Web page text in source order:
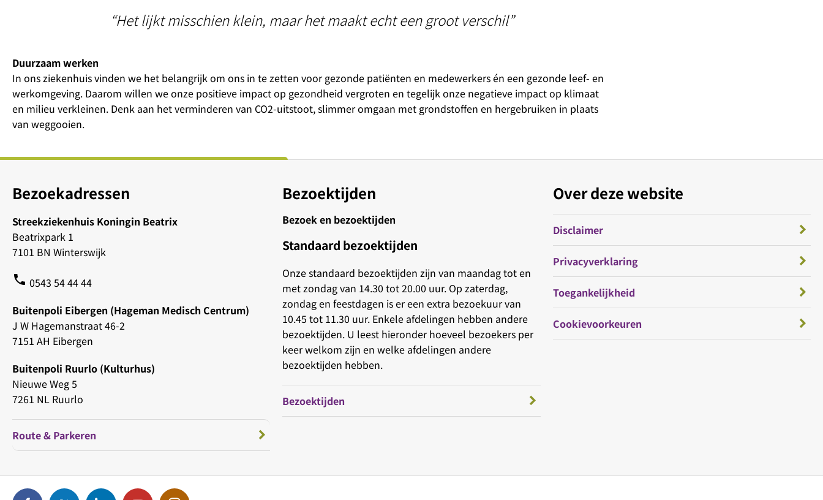
“Het lijkt misschien klein, maar het maakt echt een groot verschil”
Duurzaam werken
In ons ziekenhuis vinden we het belangrijk om ons in te zetten voor gezonde patiënten en medewerkers én een gezonde leef- en
werkomgeving. Daarom willen we onze positieve impact op gezondheid vergroten en tegelijk onze negatieve impact op klimaat
en milieu verkleinen. Denk aan het verminderen van CO2-uitstoot, slimmer omgaan met grondstoffen en hergebruiken in plaats
van weggooien.
Bezoekadressen
Streekziekenhuis Koningin Beatrix
Beatrixpark 1
7101 BN Winterswijk
phone 0543 54 44 44
Buitenpoli Eibergen (Hageman Medisch Centrum)
J W Hagemanstraat 46-2
7151 AH Eibergen
Buitenpoli Ruurlo (Kulturhus)
Nieuwe Weg 5
7261 NL Ruurlo
Route & Parkeren
Bezoektijden
Bezoek en bezoektijden
Standaard bezoektijden
Onze standaard bezoektijden zijn van maandag tot en
met zondag van 14.30 tot 20.00 uur. Op zaterdag,
zondag en feestdagen is er een extra bezoekuur van
10.45 tot 11.30 uur. Enkele afdelingen hebben andere
bezoektijden. U leest hieronder hoeveel bezoekers per
keer welkom zijn en welke afdelingen andere
bezoektijden hebben.
Bezoektijden
Over deze website
Disclaimer
Privacyverklaring
Toegankelijkheid
Cookievoorkeuren